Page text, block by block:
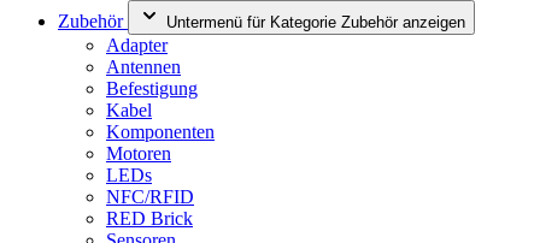
Zubehör
Untermenü für Kategorie Zubehör anzeigen
Adapter
Antennen
Befestigung
Kabel
Komponenten
Motoren
LEDs
NFC/RFID
RED Brick